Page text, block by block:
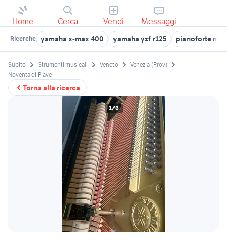
Home Cerca Vendi Messaggi
Ricerche yamaha x-max 400 yamaha yzf r125 pianoforte
Torna alla ricerca
Subito Strumenti musicali Veneto
Venezia (Prov)
Noventa di Piave
1/6